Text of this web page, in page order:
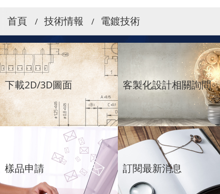
首頁 技術情報 電鍍技術
下載2D/3D圖面 客製化設計相關詢問
樣品申請 訂閱最新消息